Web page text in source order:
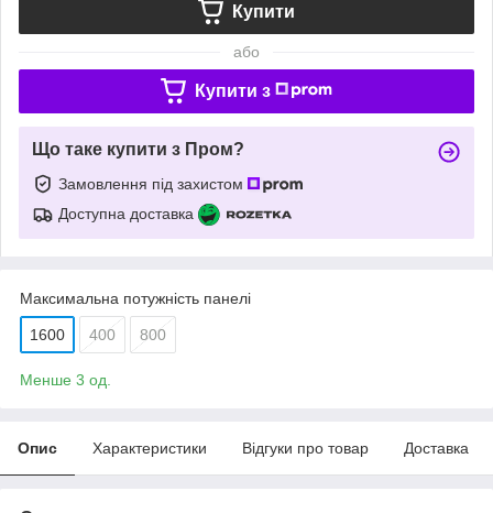
Купити
або
Купити з
Що таке купити з Пром?
Замовлення під захистом
Доступна доставка
Максимальна потужність панелі
1600 400 800
Менше 3 од.
Опис Характеристики Відгуки про товар Доставка